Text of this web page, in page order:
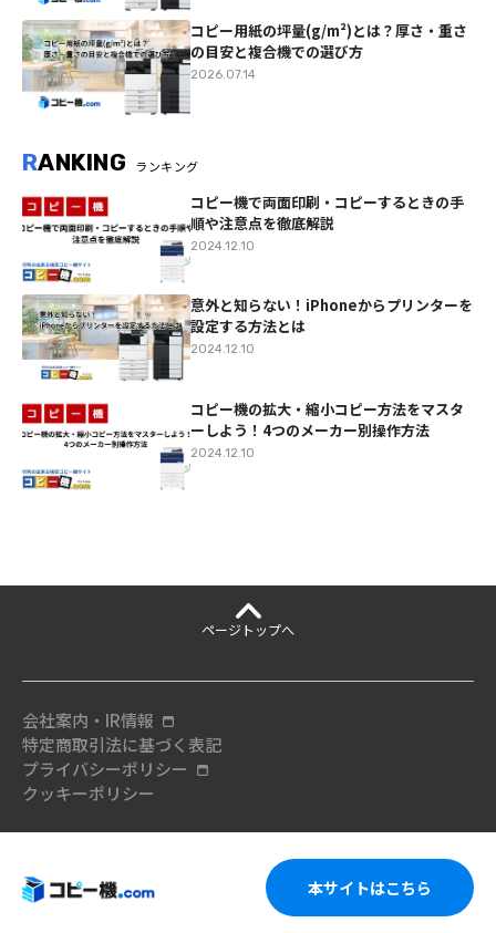
コピー用紙の坪量(g/m²)とは？厚さ・重さ
の目安と複合機での選び方
2026.07.14
RANKING ランキング
コピー機で両面印刷・コピーするときの手
順や注意点を徹底解説
2024.12.10
意外と知らない！iPhoneからプリンターを
設定する方法とは
2024.12.10
コピー機の拡大・縮小コピー方法をマスタ
ーしよう！4つのメーカー別操作方法
2024.12.10
ページ トップへ
会社案内・IR情報
特定商取引法に基づく表記
プライバシーポリシー
クッキーポリシー
本サイトはこちら